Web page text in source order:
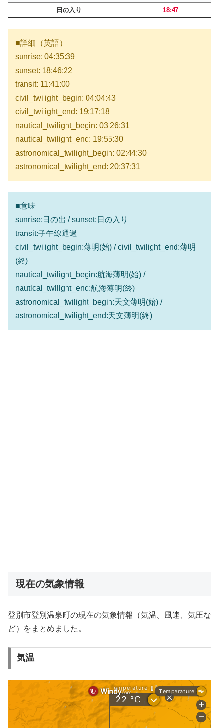
日の入り
18:47
■詳細（英語）
sunrise: 04:35:39
sunset: 18:46:22
transit: 11:41:00
civil_twilight_begin: 04:04:43
civil_twilight_end: 19:17:18
nautical_twilight_begin: 03:26:31
nautical_twilight_end: 19:55:30
astronomical_twilight_begin: 02:44:30
astronomical_twilight_end: 20:37:31
■意味
sunrise:日の出 / sunset:日の入り
transit:子午線通過
civil_twilight_begin:薄明(始) / civil_twilight_end:薄明
(終)
nautical_twilight_begin:航海薄明(始) /
nautical_twilight_end:航海薄明(終)
astronomical_twilight_begin:天文薄明(始) /
astronomical_twilight_end:天文薄明(終)
現在の気象情報
登別市登別温泉町の現在の気象情報（気温、風速、気圧な
ど）をまとめました。
気温